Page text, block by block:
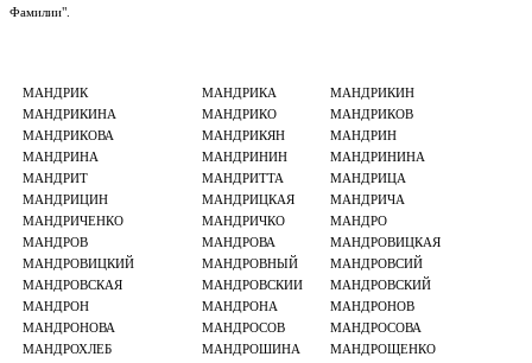
Фамилии".
МАНДРИК МАНДРИКА
МАНДРИКИН
МАНДРИКИНА
МАНДРИКО
МАНДРИКОВ
МАНДРИКОВА
МАНДРИКЯН
МАНДРИН
МАНДРИНА
МАНДРИНИН
МАНДРИНИНА
МАНДРИТ
МАНДРИТТА
МАНДРИЦА
МАНДРИЦИН
МАНДРИЦКАЯ
МАНДРИЧА
МАНДРИЧЕНКО
МАНДРИЧКО
МАНДРО
МАНДРОВ
МАНДРОВА
МАНДРОВИЦКАЯ
МАНДРОВИЦКИЙ
МАНДРОВНЫЙ
МАНДРОВСИЙ
МАНДРОВСКАЯ
МАНДРОВСКИИ
МАНДРОВСКИЙ
МАНДРОН
МАНДРОНА
МАНДРОНОВ
МАНДРОНОВА
МАНДРОСОВ
МАНДРОСОВА
МАНДРОХЛЕБ
МАНДРОШИНА
МАНДРОЩЕНКО